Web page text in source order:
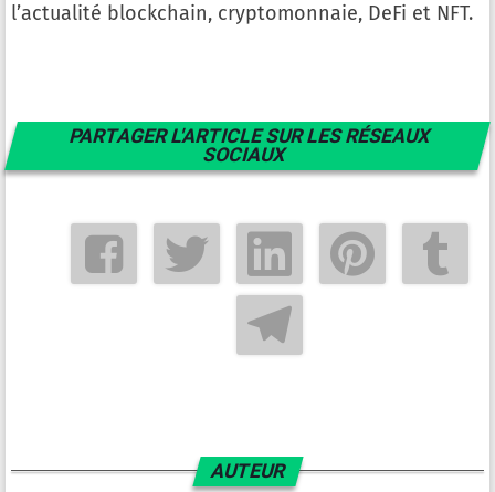
l’actualité blockchain, cryptomonnaie, DeFi et NFT.
PARTAGER L'ARTICLE SUR LES RÉSEAUX
SOCIAUX
AUTEUR